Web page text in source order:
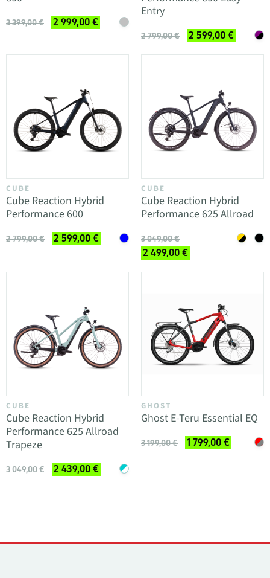
3 399,00 € 2 999,00 €
Entry
2 799,00 € 2 599,00 €
CUBE
Cube Reaction Hybrid
Performance 600
2 799,00 € 2 599,00 €
CUBE
Cube Reaction Hybrid
Performance 625 Allroad
3 049,00 €
2 499,00 €
CUBE
Cube Reaction Hybrid
Performance 625 Allroad
Trapeze
3 049,00 € 2 439,00 €
GHOST
Ghost E-Teru Essential EQ
3 199,00 € 1 799,00 €